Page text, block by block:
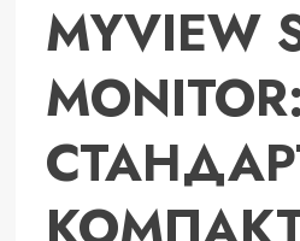
до
за
MYVIEW